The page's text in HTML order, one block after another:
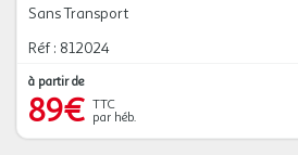
Sans Transport
Réf : 812024
à partir de
89€ TTC
par héb.